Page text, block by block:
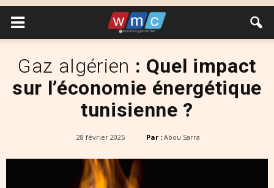
Gaz algérien : Quel impact
sur l’économie énergétique
tunisienne ?
28 février 2025 Par : Abou Sarra